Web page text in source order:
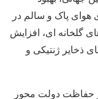
هوای پاک و سالم در
گلخانه ای، افزایش
ذخایر ژنتیکی و
حفاظت دولت محور